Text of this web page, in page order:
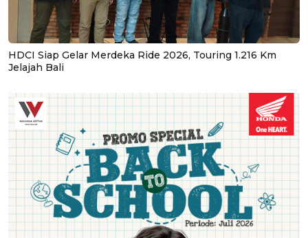
HDCI Siap Gelar Merdeka Ride 2026, Touring 1.216 Km
Jelajah Bali